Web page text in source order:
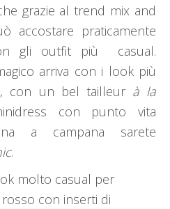
grazie al trend mix and
accostare praticamente
gli outfit più casual.
arriva con i look più
con un bel tailleur à la
con punto vita
a campana sarete
.
molto casual per
con inserti di